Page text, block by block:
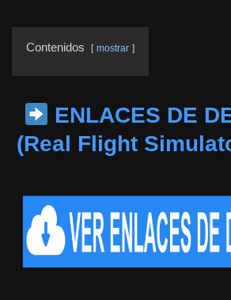
Contenidos mostrar
ENLACES DE
(Real Flight